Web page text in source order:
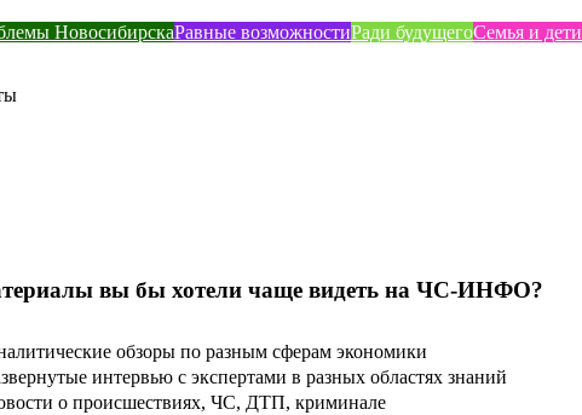
НовосибирскаРавные возможностиРади будущегоСемья и дети
вы бы хотели чаще видеть на ЧС-ИНФО?
обзоры по разным сферам экономики
интервью с экспертами в разных областях знаний
о происшествиях, ЧС, ДТП, криминале